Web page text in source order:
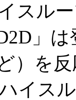
スル
」
）を
イス